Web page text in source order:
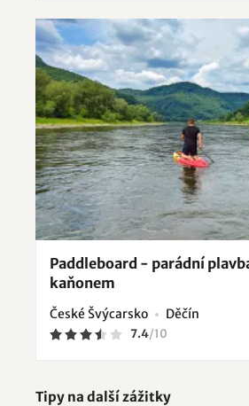
Paddleboard - parádní
kaňonem
České Švýcarsko Děčín
7.4/10
Tipy na další zážitky